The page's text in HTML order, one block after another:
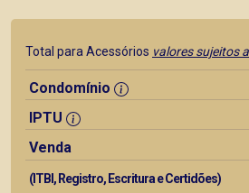
Total para Acessórios valores sujeitos
Condomínio
IPTU
Venda
(ITBI, Registro, Escritura e Certidões)